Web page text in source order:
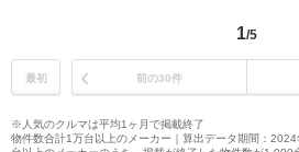
1/5
最初 前の30件
※人気のクルマは平均1ヶ月で掲載終了
物件数合計1万台以上のメーカー｜算出データ期間：